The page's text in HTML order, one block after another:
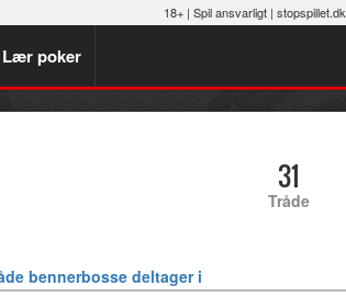
18+ | Spil ansvarligt| stopspillet.dk
Lær poker
31
Tråde
bennerbosse deltager i